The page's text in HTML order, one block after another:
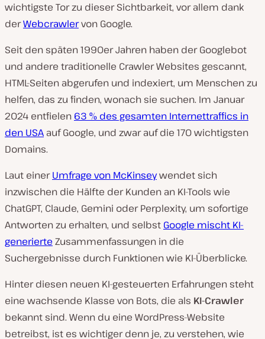
wichtigste Tor zu dieser Sichtbarkeit, vor allem dank
derWebcrawlervon Google.
Seit den späten 1990er Jahren haben der Googlebot
und andere traditionelle Crawler Websites gescannt,
HTML-Seiten abgerufen und indexiert, um Menschen zu
helfen, das zu finden, wonach sie suchen. Im Januar
2024 entfielen 63 % des gesamten Internettraffics in
den USA auf Google, und zwar auf die 170 wichtigsten
Domains.
Laut einerUmfrage von McKinseywendet sich
inzwischen die Hälfte der Kunden an KI-Tools wie
ChatGPT, Claude, Gemini oder Perplexity, um sofortige
Antworten zu erhalten, und selbst Google mischt KI-
generierte Zusammenfassungen in die
Suchergebnisse durch Funktionen wie KI-Überblicke.
Hinter diesen neuen KI-gesteuerten Erfahrungen steht
eine wachsende Klasse von Bots, die als KI-Crawler
bekannt sind. Wenn du eine WordPress-Website
betreibst, ist es wichtiger denn je, zu verstehen, wie